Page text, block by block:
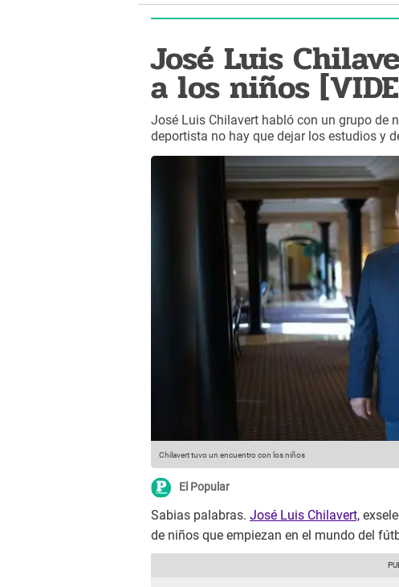
José Luis
a los niños
José Luis Chilavert habló con un grupo de
deportista no hay que dejar los estudios y
Chilavert tuvo un encuentro con los niños
El Popular
Sabias palabras. José Luis Chilavert,
de niños que empiezan en el mundo del